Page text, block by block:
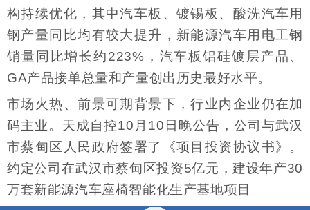
构持续优化，其中汽车板、镀锡板、酸洗汽车用
钢产量同比均有较大提升，新能源汽车用电工钢
销量同比增长约223%，汽车板铝硅镀层产品、
GA产品接单总量和产量创出历史最好水平。
市场火热、前景可期背景下，行业内企业仍在加
码主业。天成自控10月10日晚公告，公司与武汉
市蔡甸区人民政府签署了《项目投资协议书》。
约定公司在武汉市蔡甸区投资5亿元，建设年产30
万套新能源汽车座椅智能化生产基地项目。